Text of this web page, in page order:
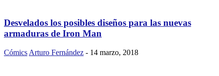
Desvelados los posibles diseños para las nuevas
armaduras de Iron Man
Cómics Arturo Fernández - 14 marzo, 2018